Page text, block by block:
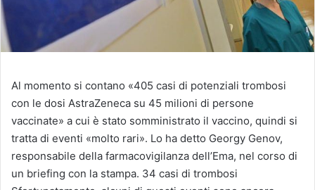
Al momento si contano «405 casi di potenziali trombosi
con le dosi AstraZeneca su 45 milioni di persone
vaccinate» a cui è stato somministrato il vaccino, quindi si
tratta di eventi «molto rari». Lo ha detto Georgy Genov,
responsabile della farmacovigilanza dell’Ema, nel corso di
un briefing con la stampa. 34 casi di trombosi